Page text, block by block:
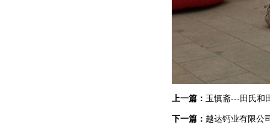
上一篇： 玉慎斋---田氏和
下一篇： 越达钙业有限公